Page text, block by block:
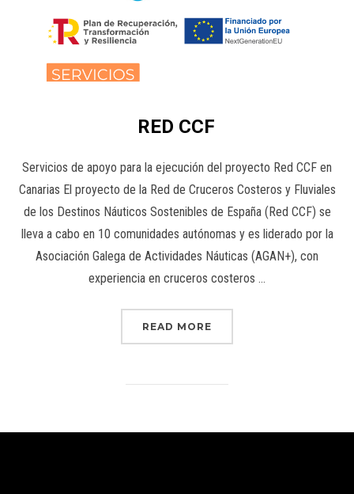
RED CCF
Servicios de apoyo para la ejecución del proyecto Red CCF en
Canarias El proyecto de la Red de Cruceros Costeros y Fluviales
de los Destinos Náuticos Sostenibles de España (Red CCF) se
lleva a cabo en 10 comunidades autónomas y es liderado por la
Asociación Galega de Actividades Náuticas (AGAN+), con
experiencia en cruceros costeros …
READ MORE